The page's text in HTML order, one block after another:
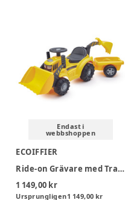
Endast i
webbshoppen
ECOIFFIER
Ride-on Grävare med Trailer
1 149,00 kr
Ursprungligen1 149,00 kr